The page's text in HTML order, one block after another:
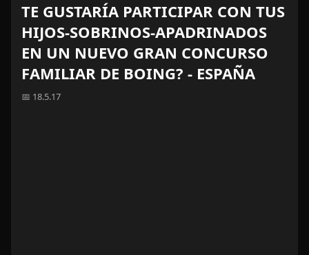
TE GUSTARÍA PARTICIPAR CON TUS
HIJOS-SOBRINOS-APADRINADOS
EN UN NUEVO GRAN CONCURSO
FAMILIAR DE BOING? - ESPAÑA
📅 18.5.17